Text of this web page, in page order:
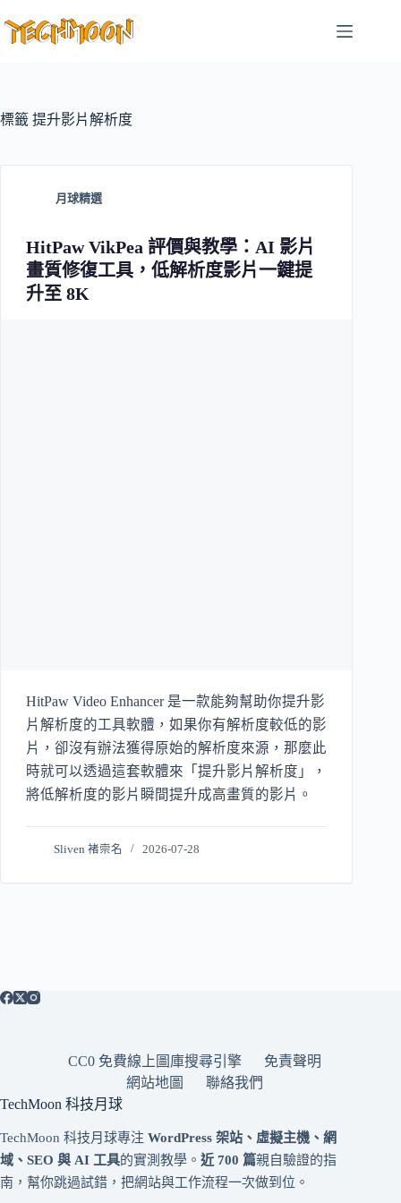
至
容
標籤 提升影片解析度
月球精選
HitPaw VikPea 評價與教學：AI 影片
畫質修復工具，低解析度影片一鍵提
升至 8K
HitPaw Video Enhancer 是一款能夠幫助你提升影
片解析度的工具軟體，如果你有解析度較低的影
片，卻沒有辦法獲得原始的解析度來源，那麼此
時就可以透過這套軟體來「提升影片解析度」，
將低解析度的影片瞬間提升成高畫質的影片。
Sliven 褚崇名 2026-07-28
CC0 免費線上圖庫搜尋引擎
免責聲明
網站地圖
聯絡我們
TechMoon 科技月球
TechMoon 科技月球專注 WordPress 架站、虛擬主機、網
域、SEO 與 AI 工具的實測教學。 近 700 篇親自驗證的指
南，幫你跳過試錯，把網站與工作流程一次做到位。